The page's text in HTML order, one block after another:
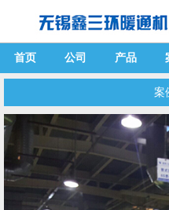
首页 公司 产品
案